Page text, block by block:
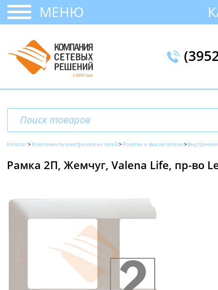
МЕНЮ
Каталог Компоненты электрических сетей Розетки и выключатели
Рамка 2П, Жемчуг, Valena Life, пр-во